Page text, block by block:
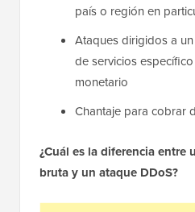
país o región en
Ataques dirigidos a
de servicios
monetario
Chantaje para cobrar
¿Cuál es la diferencia entre
bruta y un ataque DDoS?